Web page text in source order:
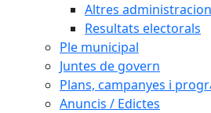
Altres
Resultats electorals
Ple municipal
Juntes de govern
Plans, campanyes i
Anuncis / Edictes